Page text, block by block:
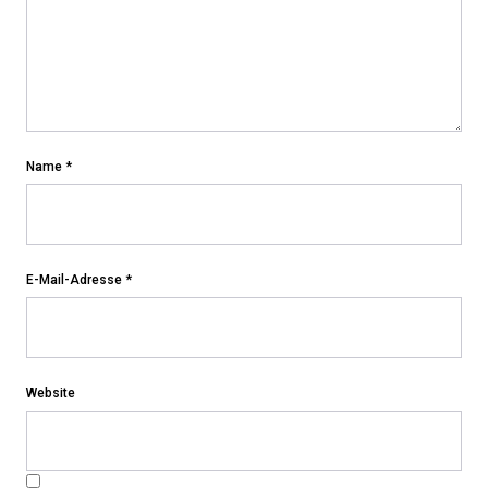
Name *
E-Mail-Adresse *
Website